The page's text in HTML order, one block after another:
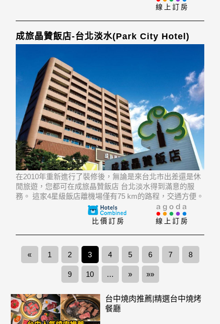
線上訂房
成旅晶贊飯店-台北淡水(Park City Hotel)
在2010年重新進行了裝修後，無論是來台北市出差還是休
閒旅遊，您都可在成旅晶贊飯店 台北淡水得到滿意的服
務。 這家4星級飯店離機場僅有75 km的路程，交通方便。
這家現代化飯店比鄰Mackay Memorial Hospital Tamshui
Branch, Taipei National Un
線上訂房
比價訂房
« 1 2 3 4 5 6 7 8
9 10 … » »»
台中燒肉推薦|精選台中燒烤
餐廳